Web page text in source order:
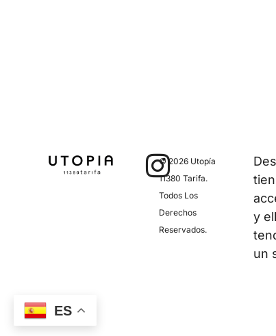
© 2026 Utopía
11380 Tarifa.
Todos Los
Derechos
Reservados.
y
un
ES